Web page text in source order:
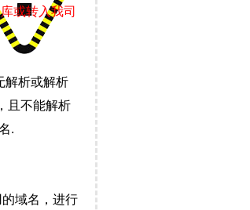
或转入我司
解析或解析
且不能解析
.
的域名，进行